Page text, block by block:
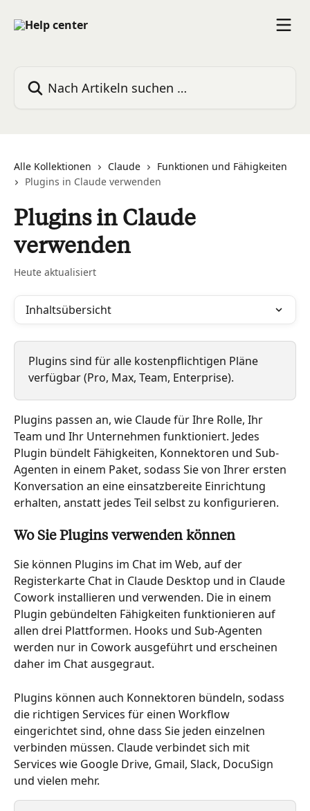
Alle Kollektionen Claude
Funktionen und Fähigkeiten
Plugins in Claude verwenden
Plugins in Claude
verwenden
Heute aktualisiert
Inhaltsübersicht
Plugins sind für alle kostenpflichtigen Pläne
verfügbar (Pro, Max, Team, Enterprise).
Plugins passen an, wie Claude für Ihre Rolle, Ihr
Team und Ihr Unternehmen funktioniert. Jedes
Plugin bündelt Fähigkeiten, Konnektoren und Sub-
Agenten in einem Paket, sodass Sie von Ihrer ersten
Konversation an eine einsatzbereite Einrichtung
erhalten, anstatt jedes Teil selbst zu konfigurieren.
Wo Sie Plugins verwenden können
Sie können Plugins im Chat im Web, auf der
Registerkarte Chat in Claude Desktop und in Claude
Cowork installieren und verwenden. Die in einem
Plugin gebündelten Fähigkeiten funktionieren auf
allen drei Plattformen. Hooks und Sub-Agenten
werden nur in Cowork ausgeführt und erscheinen
daher im Chat ausgegraut.
Plugins können auch Konnektoren bündeln, sodass
die richtigen Services für einen Workflow
eingerichtet sind, ohne dass Sie jeden einzelnen
verbinden müssen. Claude verbindet sich mit
Services wie Google Drive, Gmail, Slack, DocuSign
und vielen mehr.